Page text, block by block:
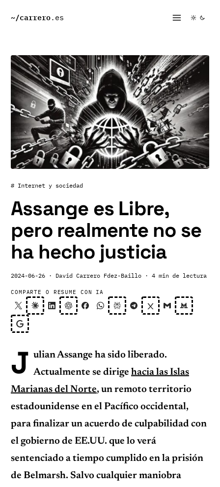
~/carrero.es
carrero.es
# Internet y sociedad
Assange es Libre,
pero realmente no se
ha hecho justicia
2024-06-26 · David Carrero Fdez-Baillo · 4 min de lectura
COMPARTE O RESUME CON IA
J ulian Assange ha sido liberado.
Actualmente se dirige hacia las Islas
Marianas del Norte, un remoto territorio
estadounidense en el Pacífico occidental,
para finalizar un acuerdo de culpabilidad con
el gobierno de EE.UU. que lo verá
sentenciado a tiempo cumplido en la prisión
de Belmarsh. Salvo cualquier maniobra